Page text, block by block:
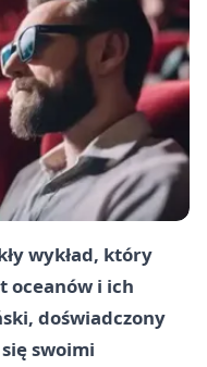
wykład, który
oceanów i ich
doświadczony
swoimi